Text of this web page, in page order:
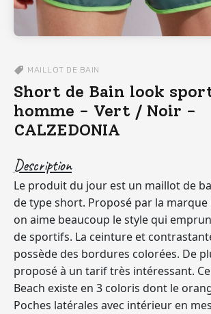
MAILLOT DE BAIN
Short de Bain look
homme - Vert / Noir -
CALZEDONIA
Description
Le produit du jour est un maillot de
de type short. Proposé par la marque
on aime beaucoup le style qui
de sportifs. La ceinture et
possède des bordures colorées. De
proposé à un tarif très intéressant.
Beach existe en 3 coloris dont le
Poches latérales avec intérieur en